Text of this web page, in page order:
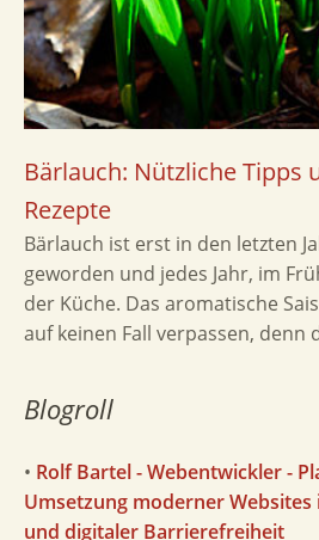
Bärlauch: Nützliche Tipps
Rezepte
Bärlauch ist erst in den letzten
geworden und jedes Jahr, im
der Küche. Das aromatische
auf keinen Fall verpassen, denn
Blogroll
• Rolf Bartel - Webentwickler -
Umsetzung moderner Websites
und digitaler Barrierefreiheit